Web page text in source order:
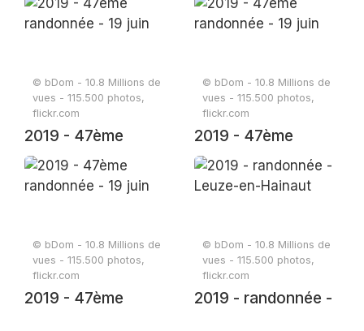
© bDom - 10.8 Millions de
vues - 115.500 photos,
flickr.com
2019 - 47ème
randonnée - 19 juin
© bDom - 10.8 Millions de
vues - 115.500 photos,
flickr.com
2019 - 47ème
randonnée - 19 juin
© bDom - 10.8 Millions de
vues - 115.500 photos,
flickr.com
2019 - 47ème
© bDom - 10.8 Millions de
vues - 115.500 photos,
flickr.com
2019 - randonnée -